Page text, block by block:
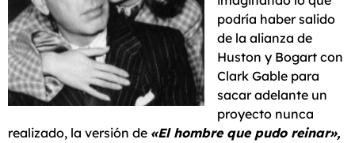
podría haber salido
de la alianza de
Huston y Bogart con
Clark Gable para
sacar adelante un
proyecto nunca
realizado, la versión de «El hombre que pudo reinar»,